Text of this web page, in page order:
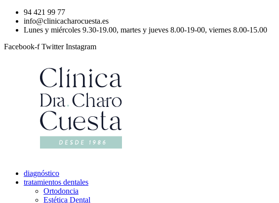
94 421 99 77
info@clinicacharocuesta.es
Lunes y miércoles 9.30-19.00, martes y jueves 8.00-19-00, viernes 8.00-15.00
Facebook-f Twitter Instagram
diagnóstico
tratamientos dentales
Ortodoncia
Estética Dental